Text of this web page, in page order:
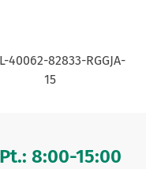
40062-82833-RGGJA-
15
8:00-15:00